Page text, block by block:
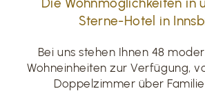
Die Wohnmöglichkeiten in
Sterne-Hotel in
Bei uns stehen Ihnen 48
Wohneinheiten zur Verfügung,
Doppelzimmer über